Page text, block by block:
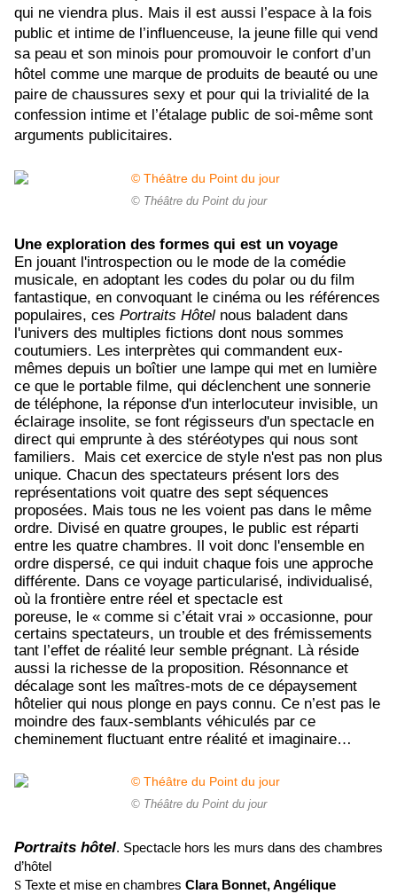
qui ne viendra plus. Mais il est aussi l’espace à la fois
public et intime de l’influenceuse, la jeune fille qui vend
sa peau et son minois pour promouvoir le confort d’un
hôtel comme une marque de produits de beauté ou une
paire de chaussures sexy et pour qui la trivialité de la
confession intime et l’étalage public de soi-même sont
arguments publicitaires.
© Théâtre du Point du jour
Une exploration des formes qui est un voyage
En jouant l'introspection ou le mode de la comédie
musicale, en adoptant les codes du polar ou du film
fantastique, en convoquant le cinéma ou les références
populaires, ces Portraits Hôtel nous baladent dans
l'univers des multiples fictions dont nous sommes
coutumiers. Les interprètes qui commandent eux-
mêmes depuis un boîtier une lampe qui met en lumière
ce que le portable filme, qui déclenchent une sonnerie
de téléphone, la réponse d'un interlocuteur invisible, un
éclairage insolite, se font régisseurs d'un spectacle en
direct qui emprunte à des stéréotypes qui nous sont
familiers. Mais cet exercice de style n'est pas non plus
unique. Chacun des spectateurs présent lors des
représentations voit quatre des sept séquences
proposées. Mais tous ne les voient pas dans le même
ordre. Divisé en quatre groupes, le public est réparti
entre les quatre chambres. Il voit donc l'ensemble en
ordre dispersé, ce qui induit chaque fois une approche
différente. Dans ce voyage particularisé, individualisé,
où la frontière entre réel et spectacle est
poreuse, le « comme si c’était vrai » occasionne, pour
certains spectateurs, un trouble et des frémissements
tant l’effet de réalité leur semble prégnant. Là réside
aussi la richesse de la proposition. Résonnance et
décalage sont les maîtres-mots de ce dépaysement
hôtelier qui nous plonge en pays connu. Ce n’est pas le
moindre des faux-semblants véhiculés par ce
cheminement fluctuant entre réalité et imaginaire…
© Théâtre du Point du jour
Portraits hôtel. Spectacle hors les murs dans des chambres
d’hôtel
S Texte et mise en chambres Clara Bonnet, Angélique